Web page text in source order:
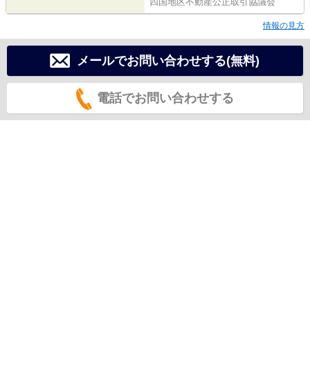
情報の見方
メールでお問い合わせする(無料)
電話でお問い合わせする